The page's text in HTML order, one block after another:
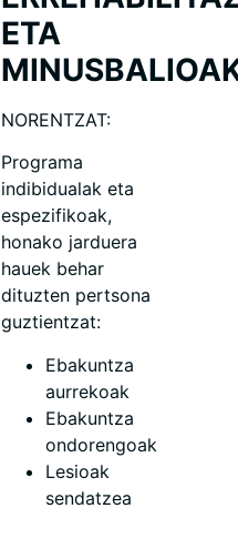
ETA
NORENTZAT:
Programa
indibidualak eta
espezifikoak,
honako jarduera
hauek behar
dituzten pertsona
guztientzat:
Ebakuntza
aurrekoak
Ebakuntza
ondorengoak
Lesioak
sendatzea